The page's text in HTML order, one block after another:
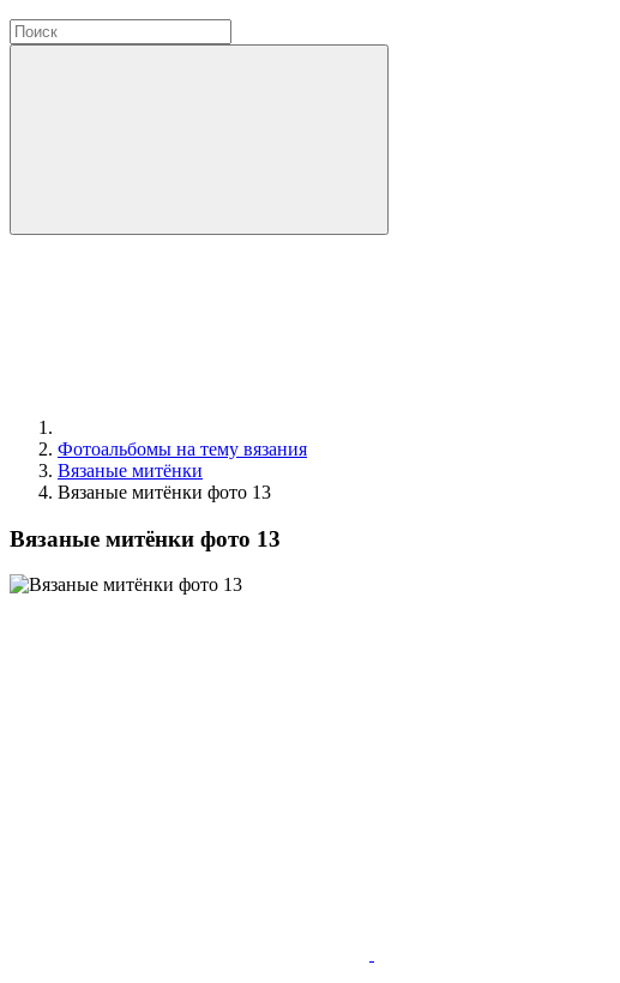
Фотоальбомы на тему вязания
Вязаные митёнки
Вязаные митёнки фото 13
Вязаные митёнки фото 13